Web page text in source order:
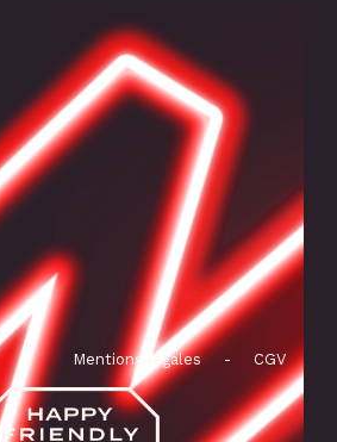
Mentions légales - CGV